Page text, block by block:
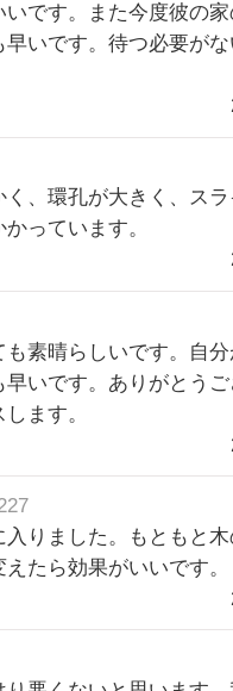
いです。また今度彼の
早いです。待つ必要が
く、環孔が大きく、ス
っています。
も素晴らしいです。自
早いです。ありがとう
ます。
入りました。もともと木
たら効果がいいです。